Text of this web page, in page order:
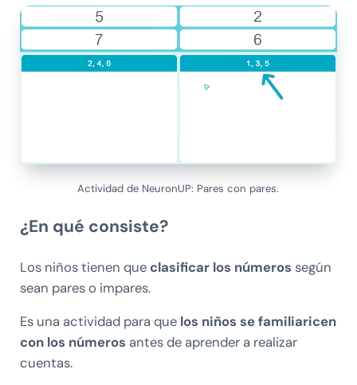
Actividad de NeuronUP: Pares con pares.
¿En qué consiste?
Los niños tienen queclasificar los números según
sean pares o impares.
Es una actividad para quelos niños se familiaricen
con los números antes de aprender a realizar
cuentas.